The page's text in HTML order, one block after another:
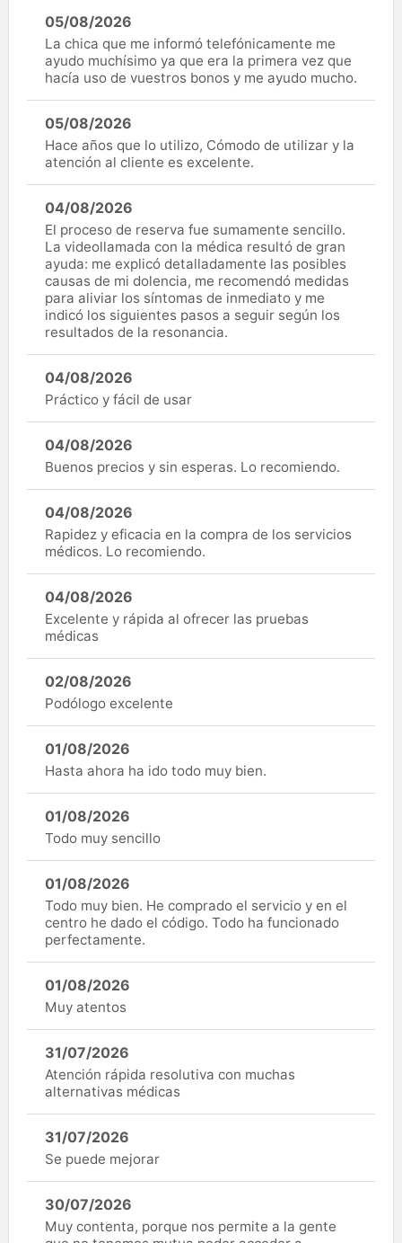
05/08/2026
La chica que me informó telefónicamente me
ayudo muchísimo ya que era la primera vez que
hacía uso de vuestros bonos y me ayudo mucho.
05/08/2026
Hace años que lo utilizo, Cómodo de utilizar y la
atención al cliente es excelente.
04/08/2026
El proceso de reserva fue sumamente sencillo.
La videollamada con la médica resultó de gran
ayuda: me explicó detalladamente las posibles
causas de mi dolencia, me recomendó medidas
para aliviar los síntomas de inmediato y me
indicó los siguientes pasos a seguir según los
resultados de la resonancia.
04/08/2026
Práctico y fácil de usar
04/08/2026
Buenos precios y sin esperas. Lo recomiendo.
04/08/2026
Rapidez y eficacia en la compra de los servicios
médicos. Lo recomiendo.
04/08/2026
Excelente y rápida al ofrecer las pruebas
médicas
02/08/2026
Podólogo excelente
01/08/2026
Hasta ahora ha ido todo muy bien.
01/08/2026
Todo muy sencillo
01/08/2026
Todo muy bien. He comprado el servicio y en el
centro he dado el código. Todo ha funcionado
perfectamente.
01/08/2026
Muy atentos
31/07/2026
Atención rápida resolutiva con muchas
alternativas médicas
31/07/2026
Se puede mejorar
30/07/2026
Muy contenta, porque nos permite a la gente